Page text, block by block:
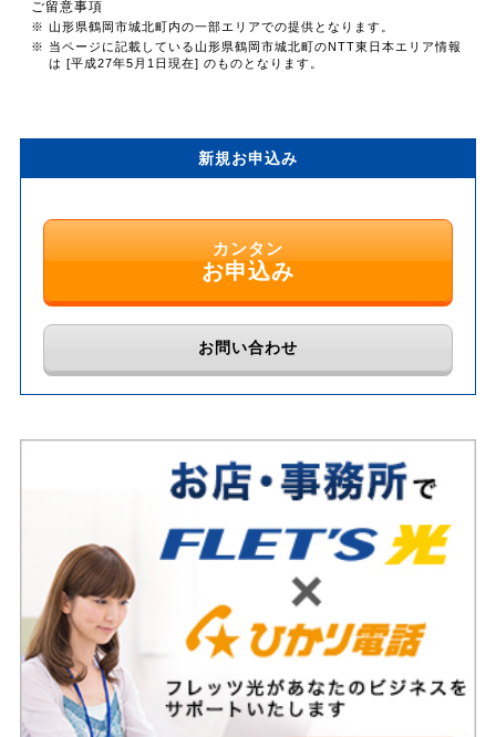
ご留意事項
※ 山形県鶴岡市城北町内の一部エリアでの提供となります。
※ 当ページに記載している山形県鶴岡市城北町のNTT東日本エリア情報
は [平成27年5月1日現在] のものとなります。
新規お申込み
カンタン
お申込み
お問い合わせ